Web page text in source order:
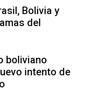
Bolivia y
del
boliviano
intento de